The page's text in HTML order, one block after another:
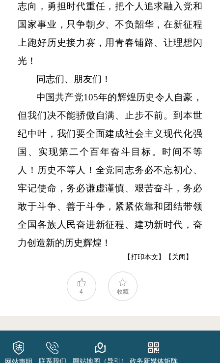
志向，勇担时代重任，把个人追求融入党和
国家事业，只争朝夕、不负韶华，在新征程
上跑好历史接力赛，用青春铺路、让理想闪
光！
同志们、朋友们！
中国共产党105年的辉煌历史令人自豪，
但我们决不能骄傲自满、止步不前。到本世
纪中叶，我们要全面建成社会主义现代化强
国、实现第二个百年奋斗目标。时间不等
人！历史不等人！全党同志务必不忘初心、
牢记使命，务必谦虚谨慎、艰苦奋斗，务必
敢于斗争、善于斗争，紧紧依靠和团结带领
全国各族人民奋进新征程、建功新时代，奋
力创造新的历史辉煌！
【打印本文】 【关闭】
4 收藏
联系我们 网站地图（导引） 政务新媒体矩阵